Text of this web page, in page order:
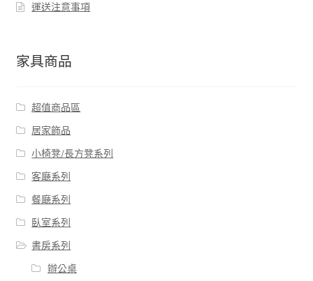
運送注意事項
家具商品
超值商品區
居家飾品
小椅凳/長方凳系列
客廰系列
餐廰系列
臥室系列
書房系列
辦公桌